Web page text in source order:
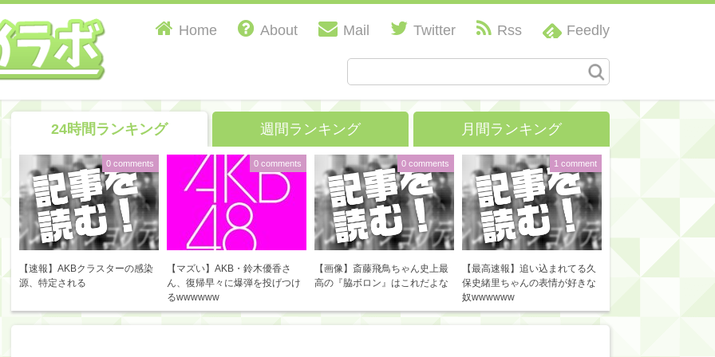
Home About Mail Twitter Rss Feedly
24時間ランキング 週間ランキング 月間ランキング
【速報】AKBクラスターの感染
源、特定される
0 comments
【マズい】AKB・鈴木優香さ
ん、復帰早々に爆弾を投げつけ
るwwwwww
0 comments
【画像】斎藤飛鳥ちゃん史上最
高の『脇ボロン』はこれだよな
0 comments
【最高速報】追い込まれてる久
保史緒里ちゃんの表情が好きな
奴wwwwww
1 comment